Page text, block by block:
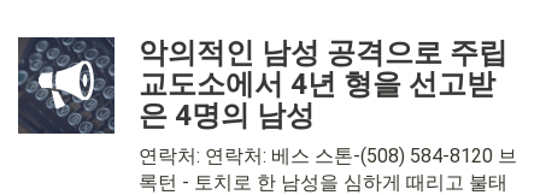
악의적인 남성 공격으로 주립
교도소에서 4년 형을 선고받
은 4명의 남성
연락처: 연락처: 베스 스톤-(508) 584-8120 브
록턴 - 토치로 한 남성을 심하게 때리고 불태